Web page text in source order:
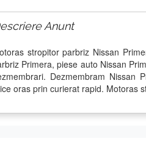
Anunt
stropitor parbriz Nissan
Primera, piese auto Nissan
Dezmembram Nissan
oras prin curierat rapid. Motoras